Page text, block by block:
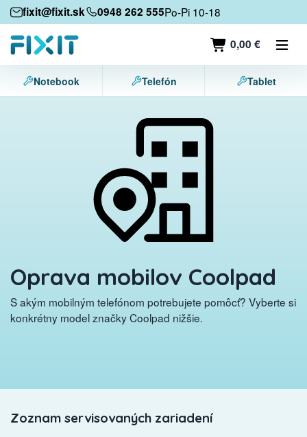
fixit@fixit.sk 0948 262 555Po-Pi 10-18
0,00 €
Mobilné zariadenia
Mobilné telefóny
Tablety
Notebook Telefón Tablet
Oprava mobilov Coolpad
S akým mobilným telefónom potrebujete pomôcť? Vyberte si
konkrétny model značky Coolpad nižšie.
Zoznam servisovaných zariadení